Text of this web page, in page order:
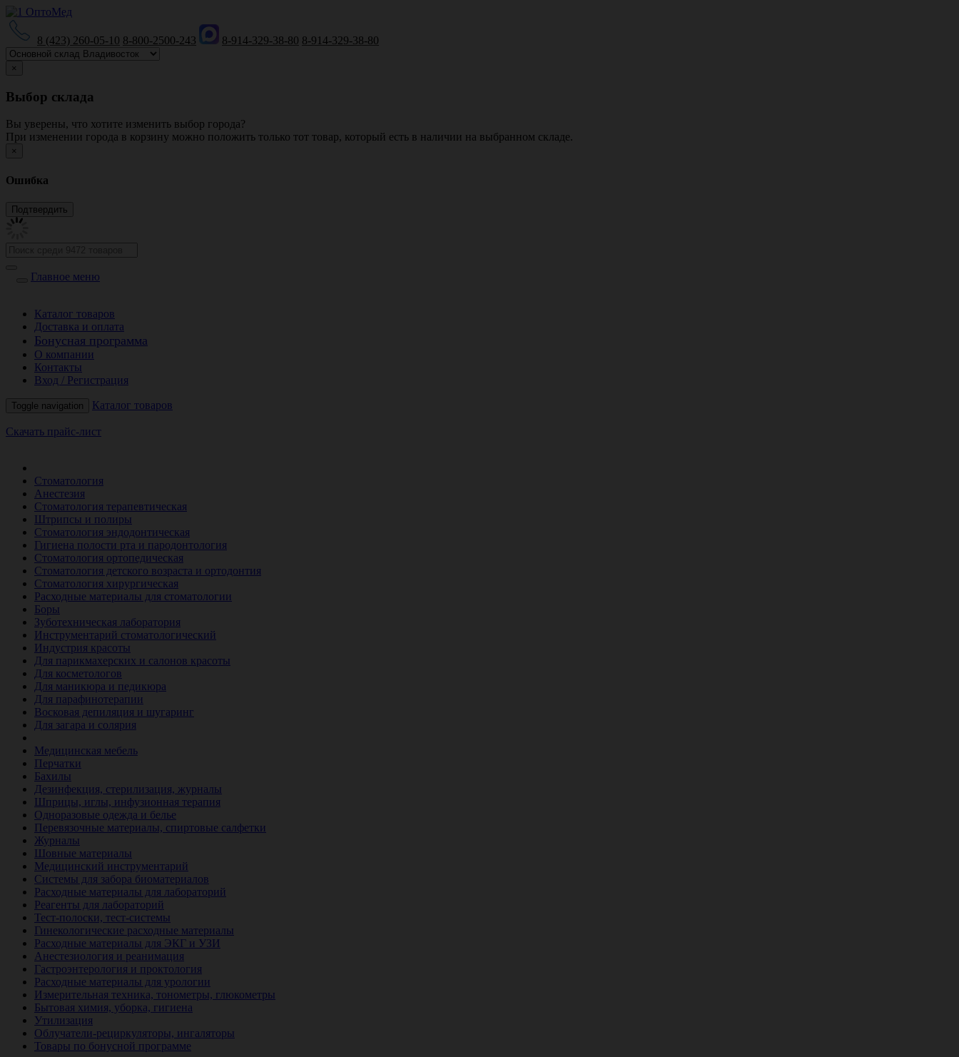
8 (423) 260-05-10 8-800-2500-243 8-914-329-38-80 8-914-329-38-80
×
Выбор склада
Вы уверены, что хотите изменить выбор города?
При изменении города в корзину можно положить только тот товар, который есть в наличии на выбранном складе.
×
Ошибка
Главное меню
Каталог товаров
Доставка и оплата
Бонусная программа
О компании
Контакты
Вход / Регистрация
Toggle navigation Каталог товаров
Скачать прайс-лист
Стоматология
Анестезия
Стоматология терапевтическая
Штрипсы и полиры
Стоматология эндодонтическая
Гигиена полости рта и пародонтология
Стоматология ортопедическая
Стоматология детского возраста и ортодонтия
Стоматология хирургическая
Расходные материалы для стоматологии
Боры
Зуботехническая лаборатория
Инструментарий стоматологический
Индустрия красоты
Для парикмахерских и салонов красоты
Для косметологов
Для маникюра и педикюра
Для парафинотерапии
Восковая депиляция и шугаринг
Для загара и солярия
Медицинская мебель
Перчатки
Бахилы
Дезинфекция, стерилизация, журналы
Шприцы, иглы, инфузионная терапия
Одноразовые одежда и белье
Перевязочные материалы, спиртовые салфетки
Журналы
Шовные материалы
Медицинский инструментарий
Системы для забора биоматериалов
Расходные материалы для лабораторий
Реагенты для лабораторий
Тест-полоски, тест-системы
Гинекологические расходные материалы
Расходные материалы для ЭКГ и УЗИ
Анестезиология и реанимация
Гастроэнтерология и проктология
Расходные материалы для урологии
Измерительная техника, тонометры, глюкометры
Бытовая химия, уборка, гигиена
Утилизация
Облучатели-рециркуляторы, ингаляторы
Товары по бонусной программе